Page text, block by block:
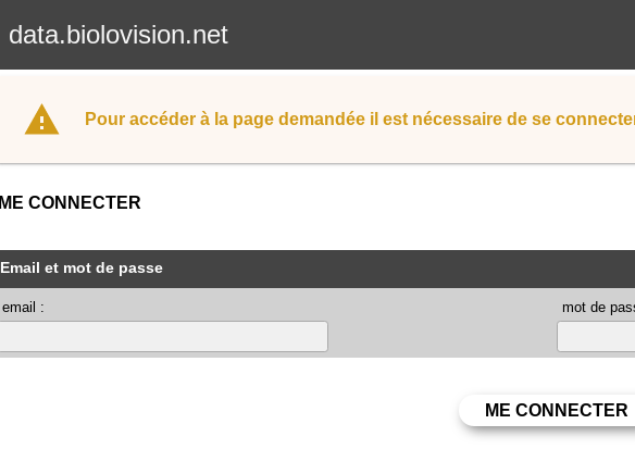
data.biolovision.net
Pour accéder à la page demandée il est nécessaire de se
ME CONNECTER
Email et mot de passe
email : mot de